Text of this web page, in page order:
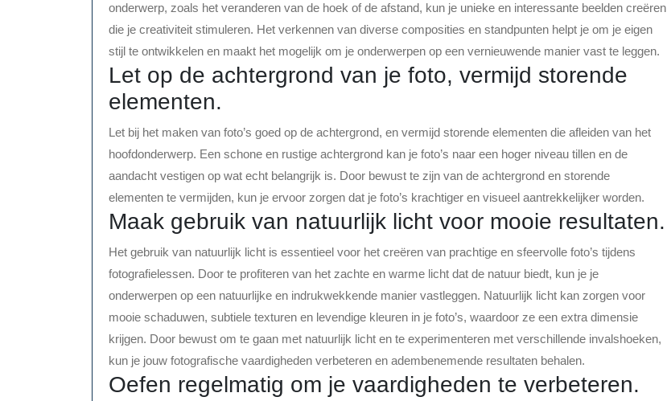
onderwerp, zoals het veranderen van de hoek of de afstand, kun je unieke en interessante beelden creëren
die je creativiteit stimuleren. Het verkennen van diverse composities en standpunten helpt je om je eigen
stijl te ontwikkelen en maakt het mogelijk om je onderwerpen op een vernieuwende manier vast te leggen.
Let op de achtergrond van je foto, vermijd storende
elementen.
Let bij het maken van foto’s goed op de achtergrond, en vermijd storende elementen die afleiden van het
hoofdonderwerp. Een schone en rustige achtergrond kan je foto’s naar een hoger niveau tillen en de
aandacht vestigen op wat echt belangrijk is. Door bewust te zijn van de achtergrond en storende
elementen te vermijden, kun je ervoor zorgen dat je foto’s krachtiger en visueel aantrekkelijker worden.
Maak gebruik van natuurlijk licht voor mooie resultaten.
Het gebruik van natuurlijk licht is essentieel voor het creëren van prachtige en sfeervolle foto’s tijdens
fotografielessen. Door te profiteren van het zachte en warme licht dat de natuur biedt, kun je je
onderwerpen op een natuurlijke en indrukwekkende manier vastleggen. Natuurlijk licht kan zorgen voor
mooie schaduwen, subtiele texturen en levendige kleuren in je foto’s, waardoor ze een extra dimensie
krijgen. Door bewust om te gaan met natuurlijk licht en te experimenteren met verschillende invalshoeken,
kun je jouw fotografische vaardigheden verbeteren en adembenemende resultaten behalen.
Oefen regelmatig om je vaardigheden te verbeteren.